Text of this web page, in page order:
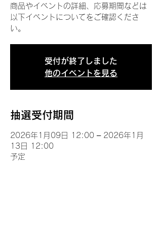
商品やイベントの詳細、応募期間などは
以下イベントについてをご確認くださ
い。
受付が終了しました
他のイベントを見る
抽選受付期間
2026年1月09日 12:00 – 2026年1月
13日 12:00
予定